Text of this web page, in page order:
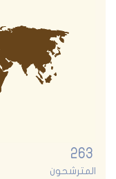
263
المترشحون